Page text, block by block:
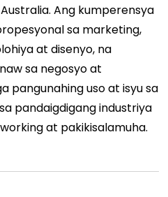
Australia. Ang kumperensya
sa marketing,
at disenyo, na
sa negosyo at
pangunahing uso at isyu sa
pandaigdigang industriya
at pakikisalamuha.